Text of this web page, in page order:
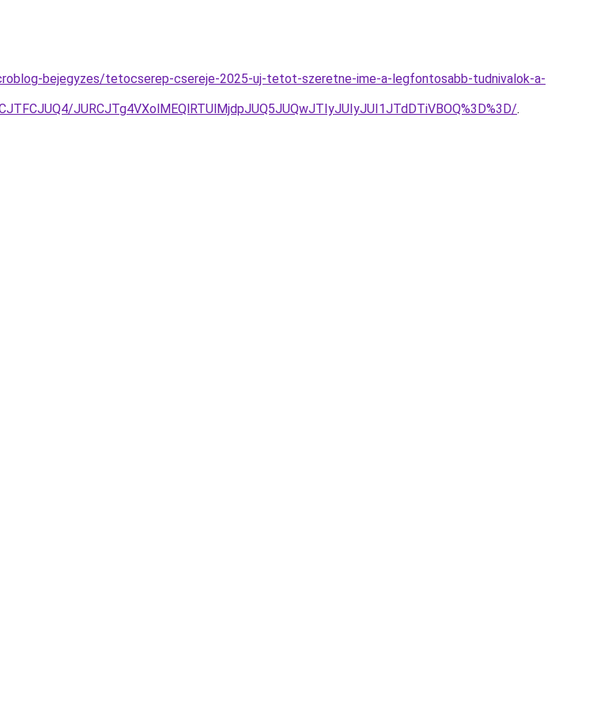
bejegyzes/tetocserep-csereje-2025-uj-tetot-szeretne-ime-a-legfontosabb-tudnivalok-a-
JURCJTg4VXolMEQlRTUlMjdpJUQ5JUQwJTIyJUIyJUI1JTdDTiVBOQ%3D%3D/.